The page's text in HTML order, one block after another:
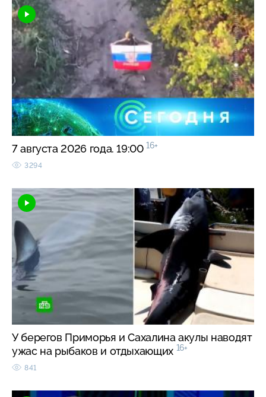
7 августа 2026 года. 19:00 16+
3294
У берегов Приморья и Сахалина акулы наводят
ужас на рыбаков и отдыхающих 16+
841